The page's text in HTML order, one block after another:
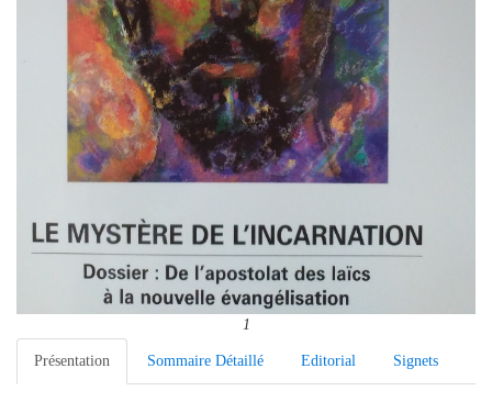
1
Présentation Sommaire Détaillé Editorial Signets